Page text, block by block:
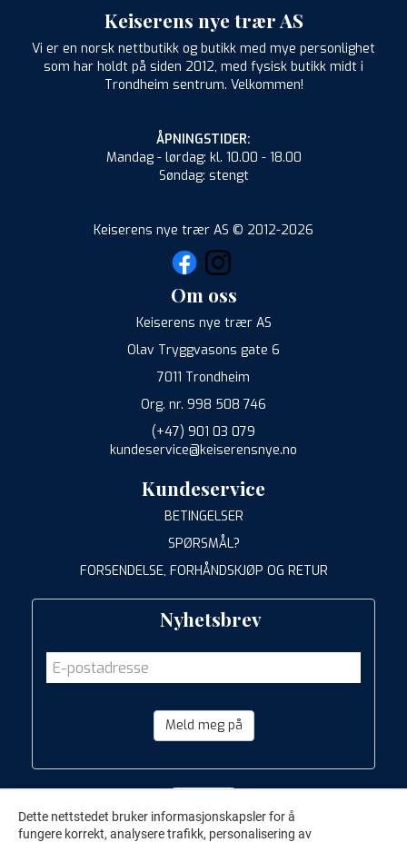
Keiserens nye trær AS
Vi er en norsk nettbutikk og butikk med mye personlighet
som har holdt på siden 2012, med fysisk butikk midt i
Trondheim sentrum. Velkommen!
ÅPNINGSTIDER:
Mandag - lørdag: kl. 10.00 - 18.00
Søndag: stengt
Keiserens nye trær AS © 2012-2026
Om oss
Keiserens nye trær AS
Olav Tryggvasons gate 6
7011 Trondheim
Org. nr. 998 508 746
(+47) 901 03 079
kundeservice@keiserensnye.no
Kundeservice
BETINGELSER
SPØRSMÅL?
FORSENDELSE, FORHÅNDSKJØP OG RETUR
Nyhetsbrev
Meld meg på
Dette nettstedet bruker informasjonskapsler for å
fungere korrekt, analysere trafikk, personalisering av